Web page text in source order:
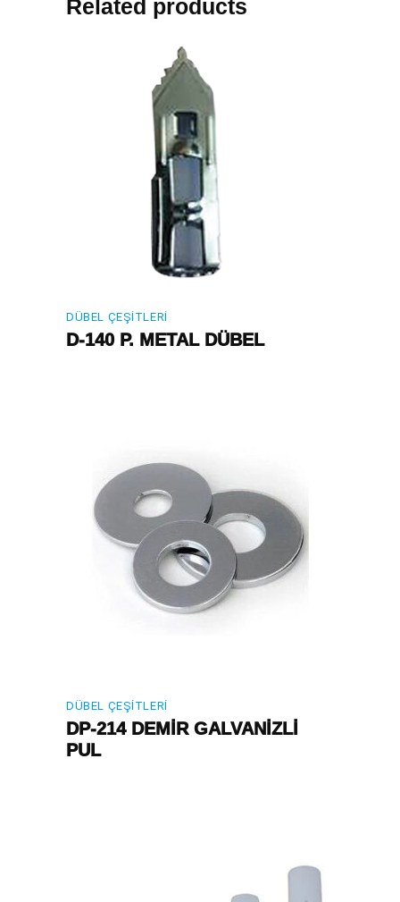
Related products
DÜBEL ÇEŞITLERI
D-140 P. METAL DÜBEL
DÜBEL ÇEŞITLERI
DP-214 DEMİR GALVANİZLİ
PUL